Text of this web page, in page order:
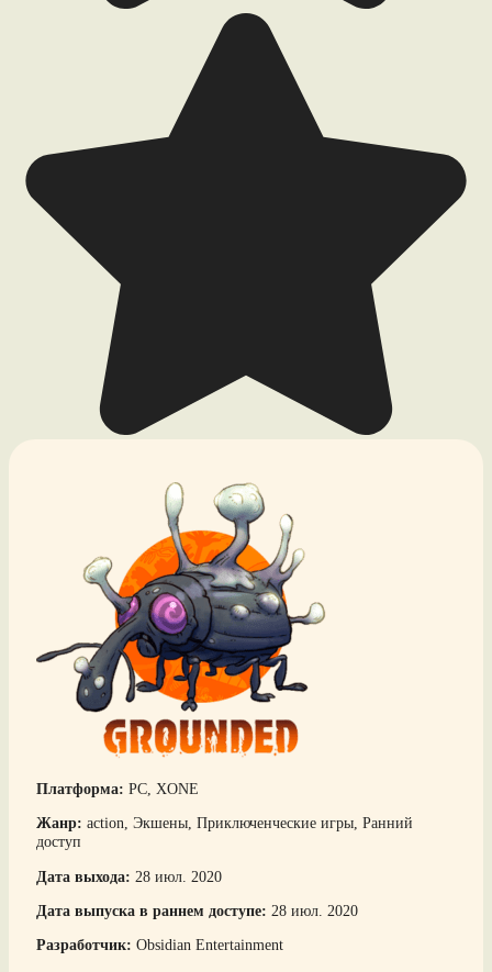
Платформа: PC, XONE
Жанр: action, Экшены, Приключенческие игры, Ранний
доступ
Дата выхода: 28 июл. 2020
Дата выпуска в раннем доступе: 28 июл. 2020
Разработчик: Obsidian Entertainment